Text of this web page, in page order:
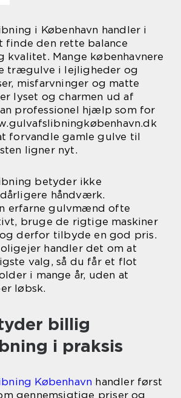
i København handler i
finde den rette balance
kvalitet. Mange københavnere
trægulve i lejligheder og
misfarvninger og matte
lyset og charmen ud af
professionel hjælp som for
forvandle gamle gulve til
ligner nyt.
betyder ikke
håndværk.
erfarne gulvmænd ofte
bruge de rigtige maskiner
derfor tilbyde en god pris.
handler det om at
valg, så du får et flot
i mange år, uden at
løbsk.
billig
i praksis
København handler først
gennemsigtige priser og